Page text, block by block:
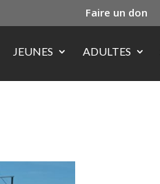
Faire un don
JEUNES ADULTES